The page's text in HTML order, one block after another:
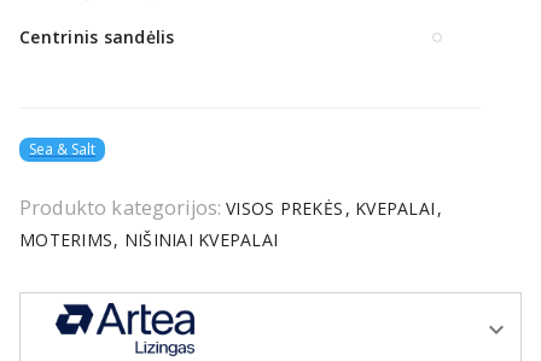
Centrinis sandėlis
Sea & Salt
Produkto kategorijos: VISOS PREKĖS KVEPALAI
MOTERIMS NIŠINIAI KVEPALAI